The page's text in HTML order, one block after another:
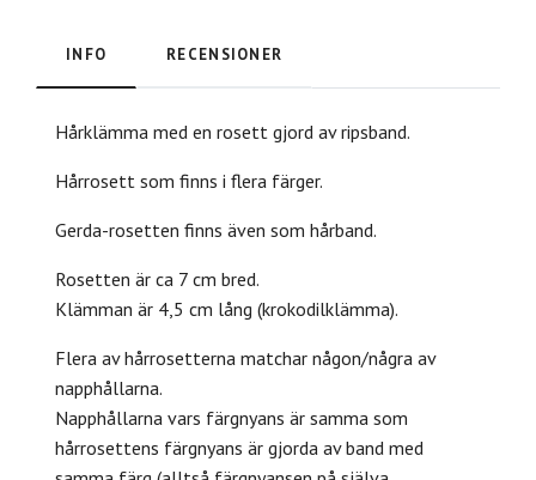
INFO RECENSIONER
Hårklämma med en rosett gjord av ripsband.
Hårrosett som finns i flera färger.
Gerda-rosetten finns även som hårband.
Rosetten är ca 7 cm bred.
Klämman är 4,5 cm lång (krokodilklämma).
Flera av hårrosetterna matchar någon/några av
napphållarna.
Napphållarna vars färgnyans är samma som
hårrosettens färgnyans är gjorda av band med